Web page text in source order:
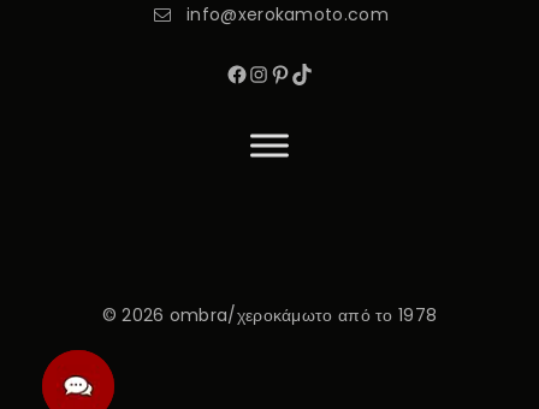
info@xerokamoto.com
© 2026 ombra/χεροκάμωτο από το 1978